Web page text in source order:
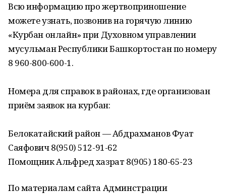
Всю информацию про жертвоприношение
можете узнать, позвонив на горячую линию
«Курбан онлайн» при Духовном управлении
мусульман Республики Башкортостан по номеру
8 960-800-600-1.
Номера для справок в районах, где организован
приём заявок на курбан:
Белокатайский район — Абдрахманов Фуат
Саяфович 8(950) 512-91-62
Помощник Альфред хазрат 8(905) 180-65-23
По материалам сайта Админстрации